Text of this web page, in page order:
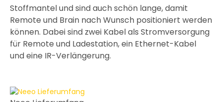
Stoffmantel und sind auch schön lange, damit
Remote und Brain nach Wunsch positioniert werden
können. Dabei sind zwei Kabel als Stromversorgung
für Remote und Ladestation, ein Ethernet-Kabel
und eine IR-Verlängerung.